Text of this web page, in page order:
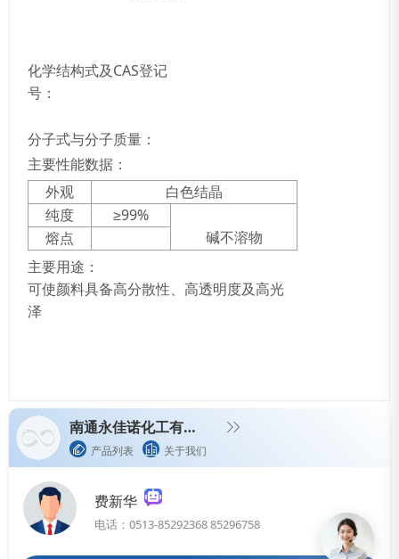
化学结构式及CAS登记
号：
分子式与分子质量：
主要性能数据：
外观
白色结晶
纯度
≥99%
碱不溶物
熔点
主要用途：
可使颜料具备高分散性、高透明度及高光
泽
南通永佳诺化工有限公司
产品列表 关于我们
费新华
电话：0513-85292368 85296758